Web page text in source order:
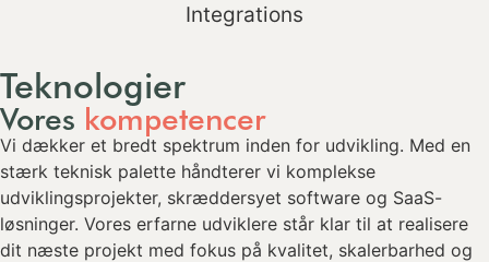
Integrations
Teknologier
Vores kompetencer
Vi dækker et bredt spektrum inden for udvikling. Med en
stærk teknisk palette håndterer vi komplekse
udviklingsprojekter, skræddersyet software og SaaS-
løsninger. Vores erfarne udviklere står klar til at realisere
dit næste projekt med fokus på kvalitet, skalerbarhed og